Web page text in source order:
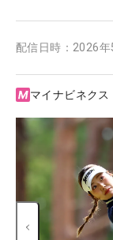
配信日時： 2026年
マイナビネクス